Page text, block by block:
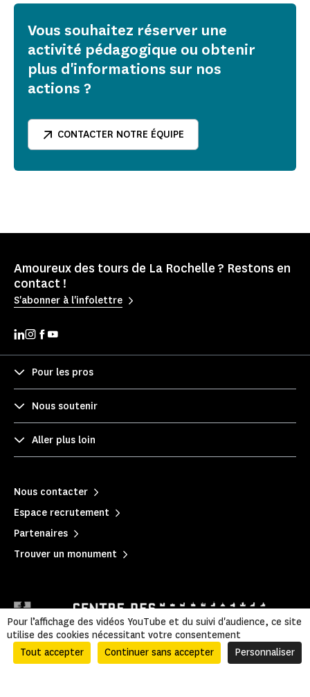
Vous souhaitez réserver une
activité pédagogique ou obtenir
plus d'informations sur nos
actions ?
CONTACTER NOTRE ÉQUIPE
Amoureux des tours de La Rochelle ? Restons en
contact !
S'abonner à l'infolettre
Pour les pros
Nous soutenir
Aller plus loin
Nous contacter
Espace recrutement
Partenaires
Trouver un monument
Mentions légales | Politique de confidentialité
|
Pour l’affichage des vidéos YouTube et du suivi d'audience, ce site
utilise des cookies nécessitant votre consentement
Tout accepter
Continuer sans accepter Personnaliser